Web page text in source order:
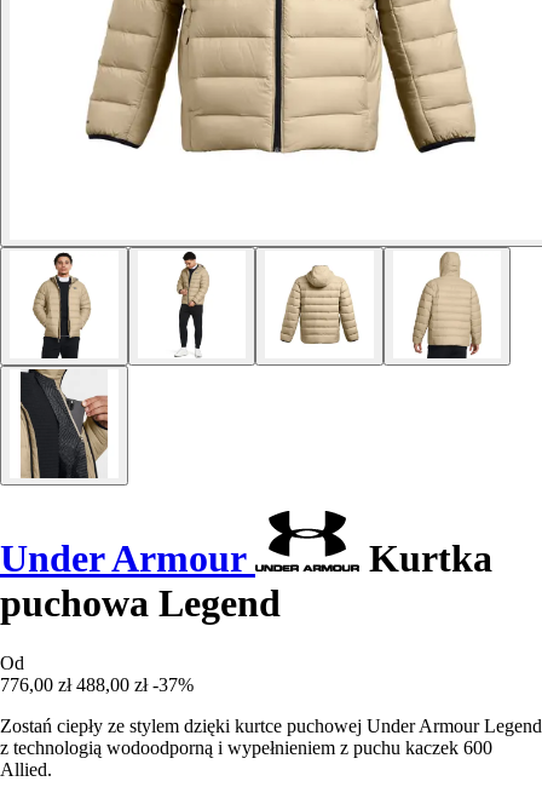
Under Armour
Kurtka
puchowa Legend
Od
776,00 zł 488,00 zł -37%
Zostań ciepły ze stylem dzięki kurtce puchowej Under Armour Legend
z technologią wodoodporną i wypełnieniem z puchu kaczek 600
Allied.